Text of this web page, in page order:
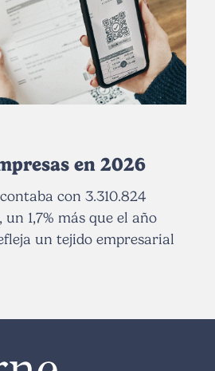
en 2026
con 3.310.824
1,7% más que el año
un tejido empresarial